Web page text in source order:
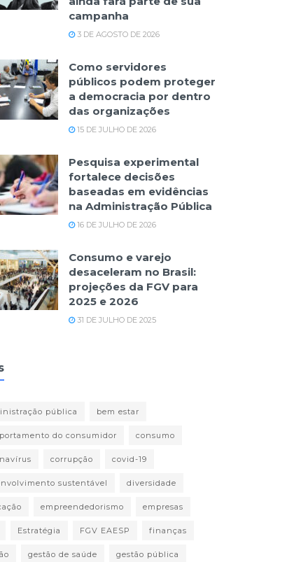
campanha
3 DE AGOSTO DE 2026
Como servidores
públicos podem proteger
a democracia por dentro
das organizações
15 DE JULHO DE 2026
Pesquisa experimental
fortalece decisões
baseadas em evidências
na Administração Pública
16 DE JULHO DE 2026
Consumo e varejo
desaceleram no Brasil:
projeções da FGV para
2025 e 2026
31 DE JULHO DE 2025
pública bem estar
do consumidor consumo
corrupção covid-19
sustentável diversidade
empreendedorismo empresas
Estratégia FGV EAESP finanças
gestão de saúde gestão pública